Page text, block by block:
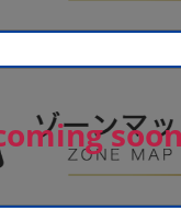
soon